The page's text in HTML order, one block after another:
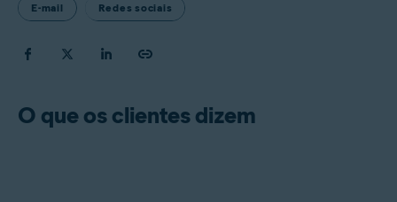
E-mail Redes sociais
O que os clientes dizem